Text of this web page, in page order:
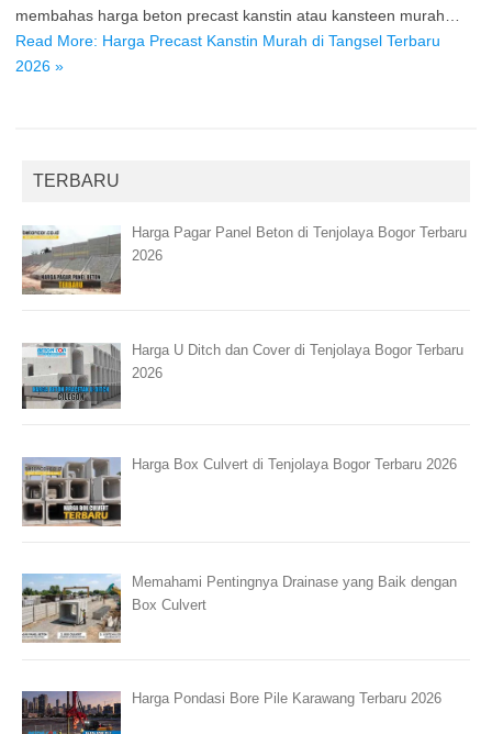
membahas harga beton precast kanstin atau kansteen murah…
Read More: Harga Precast Kanstin Murah di Tangsel Terbaru
2026 »
TERBARU
Harga Pagar Panel Beton di Tenjolaya Bogor Terbaru
2026
Harga U Ditch dan Cover di Tenjolaya Bogor Terbaru
2026
Harga Box Culvert di Tenjolaya Bogor Terbaru 2026
Memahami Pentingnya Drainase yang Baik dengan
Box Culvert
Harga Pondasi Bore Pile Karawang Terbaru 2026